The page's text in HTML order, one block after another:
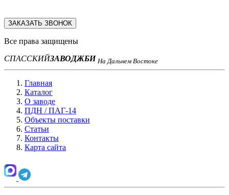
ЗАКАЗАТЬ ЗВОНОК
Все права защищены
СПАССКИЙЗАВОДЖБИ На Дальнем Востоке
Главная
Каталог
О заводе
ПДН / ПАГ-14
Объекты поставки
Статьи
Контакты
Карта сайта